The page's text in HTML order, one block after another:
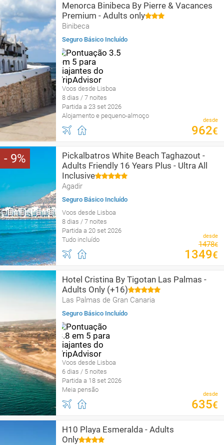
Menorca Binibeca By Pierre & Vacances
Premium - Adults only
Binibeca
Seguro Básico Incluído
Voos desde Lisboa
8 dias / 7 noites
Partida a 23 set 2026
Alojamento e pequeno-almoço
desde
962€
9
Pickalbatros White Beach Taghazout -
Adults Friendly 16 Years Plus - Ultra All
Inclusive
Agadir
Seguro Básico Incluído
Voos desde Lisboa
8 dias / 7 noites
Partida a 20 set 2026
Tudo incluído
desde
1478€
1349€
Hotel Cristina By Tigotan Las Palmas -
Adults Only (+16)
Las Palmas de Gran Canaria
Seguro Básico Incluído
Voos desde Lisboa
6 dias / 5 noites
Partida a 18 set 2026
Meia pensão
desde
635€
H10 Playa Esmeralda - Adults
Only